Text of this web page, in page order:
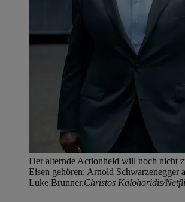
Der alternde Actionheld will noch nicht
Eisen gehören: Arnold Schwarzenegger
Luke Brunner.Christos Kalohoridis/